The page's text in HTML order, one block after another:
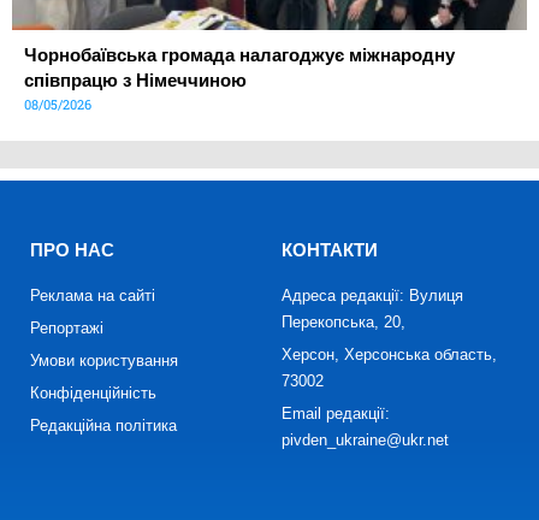
Чорнобаївська громада налагоджує міжнародну
співпрацю з Німеччиною
08/05/2026
ПРО НАС
Реклама на сайті
Репортажі
Умови користування
Конфіденційність
Редакційна політика
КОНТАКТИ
Адреса редакції: Вулиця
Перекопська, 20,
Херсон, Херсонська область,
73002
Email редакції:
pivden_ukraine@ukr.net